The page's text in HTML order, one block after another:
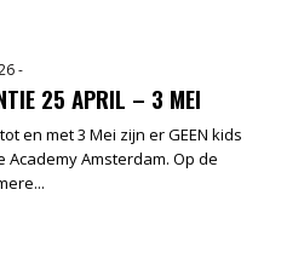
-
25 APRIL – 3 MEI
en met 3 Mei zijn er GEEN kids
Academy Amsterdam. Op de